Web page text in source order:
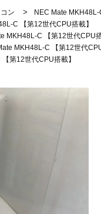
ン >
NEC Mate
C 【第12世代CPU搭載】
MKH48L-C 【第12世代CPU
MKH48L-C 【第12世代
第12世代CPU搭載】